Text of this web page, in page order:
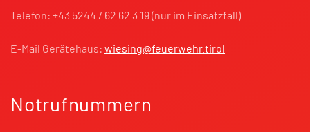
Telefon: +43 5244 / 62 62 3 19 (nur im Einsatzfall)
E-Mail Gerätehaus: wiesing@feuerwehr.tirol
Notrufnummern